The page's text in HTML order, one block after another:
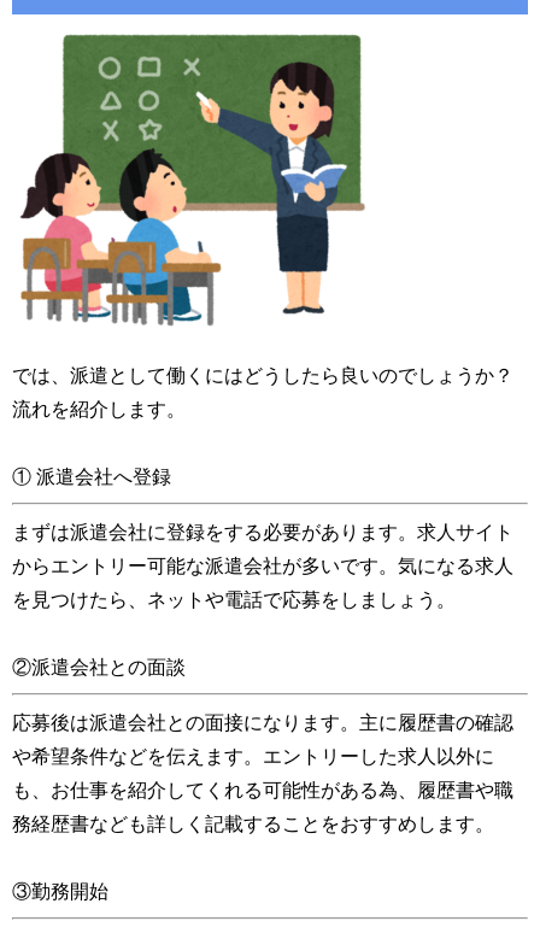
では、派遣として働くにはどうしたら良いのでしょうか？
流れを紹介します。
① 派遣会社へ登録
まずは派遣会社に登録をする必要があります。求人サイト
からエントリー可能な派遣会社が多いです。気になる求人
を見つけたら、ネットや電話で応募をしましょう。
②派遣会社との面談
応募後は派遣会社との面接になります。主に履歴書の確認
や希望条件などを伝えます。エントリーした求人以外に
も、お仕事を紹介してくれる可能性がある為、履歴書や職
務経歴書なども詳しく記載することをおすすめします。
③勤務開始